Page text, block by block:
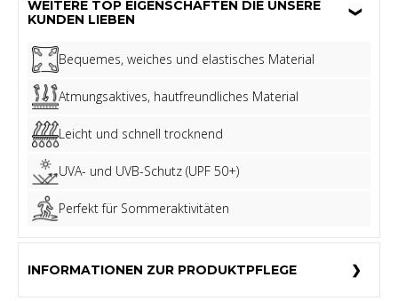
WEITERE TOP EIGENSCHAFTEN DIE UNSERE
KUNDEN LIEBEN
Bequemes, weiches und elastisches Material
Atmungsaktives, hautfreundliches Material
Leicht und schnell trocknend
UVA- und UVB-Schutz (UPF 50+)
Perfekt für Sommeraktivitäten
INFORMATIONEN ZUR PRODUKTPFLEGE